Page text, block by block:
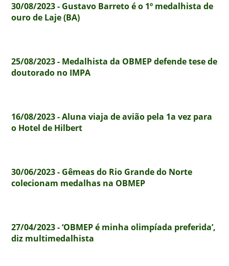
30/08/2023 - Gustavo Barreto é o 1º medalhista de
ouro de Laje (BA)
25/08/2023 - Medalhista da OBMEP defende tese de
doutorado no IMPA
16/08/2023 - Aluna viaja de avião pela 1a vez para
o Hotel de Hilbert
30/06/2023 - Gêmeas do Rio Grande do Norte
colecionam medalhas na OBMEP
27/04/2023 - ‘OBMEP é minha olimpíada preferida’,
diz multimedalhista